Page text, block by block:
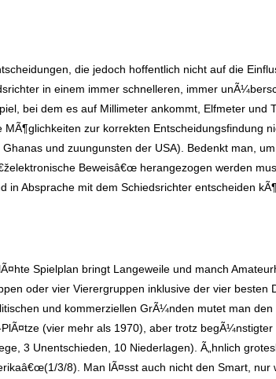
die jedoch hoffentlich nicht auf die
in einem immer schnelleren, immer
bei dem es auf Millimeter ankommt, Elfmeter und
zur korrekten Entscheidungsfindung
und zuungunsten der USA). Bedenkt man,
Beweisâ€œ herangezogen werden
Absprache mit dem Schiedsrichter entscheiden
Spielplan bringt Langeweile und manch
oder vier Vierergruppen inklusive der vier besten
und kommerziellen GrÃ¼nden mutet man den
(vier mehr als 1970), aber trotz
3 Unentschieden, 10 Niederlagen). Ã„hnlich
3/8). Man lÃ¤sst auch nicht den Smart,